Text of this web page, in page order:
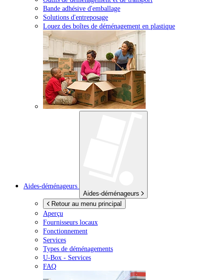
Bande adhésive d'emballage
Solutions d'entreposage
Louez des boîtes de déménagement en plastique
Aides-déménageurs
Aides-déménageurs
Retour au menu principal
Aperçu
Fournisseurs locaux
Fonctionnement
Services
Types de déménagements
U-Box - Services
FAQ